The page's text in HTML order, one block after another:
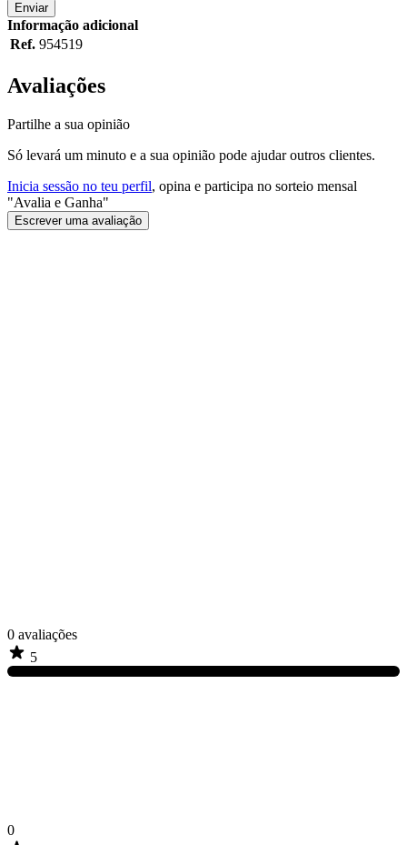
Enviar
Informação adicional
Ref. 954519
Avaliações
Partilhe a sua opinião
Só levará um minuto e a sua opinião pode ajudar outros clientes.
Inicia sessão no teu perfil, opina e participa no sorteio mensal
"Avalia e Ganha"
Escrever uma avaliação
0 avaliações
5
0